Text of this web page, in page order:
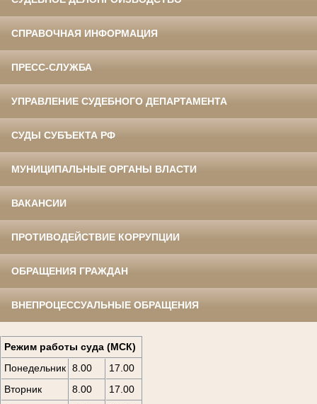
СПРАВОЧНАЯ ИНФОРМАЦИЯ
ПРЕСС-СЛУЖБА
УПРАВЛЕНИЕ СУДЕБНОГО ДЕПАРТАМЕНТА
СУДЫ СУБЪЕКТА РФ
МУНИЦИПАЛЬНЫЕ ОРГАНЫ ВЛАСТИ
ВАКАНСИИ
ПРОТИВОДЕЙСТВИЕ КОРРУПЦИИ
ОБРАЩЕНИЯ ГРАЖДАН
ВНЕПРОЦЕССУАЛЬНЫЕ ОБРАЩЕНИЯ
Режим работы суда (МСК)
Понедельник 8.00
17.00
Вторник
8.00
17.00